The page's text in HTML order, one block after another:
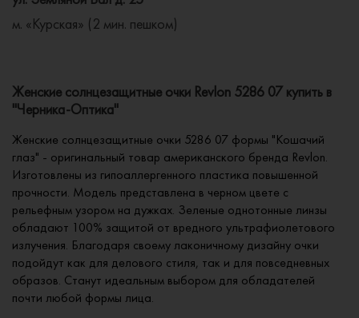
м. «Курская» (2 мин. пешком)
Женские солнцезащитные очки Revlon 5286 07 купить в
"Черника-Оптика"
Женские солнцезащитные очки 5286 07 формы "Кошачий
глаз" - оригинальный товар американского бренда Revlon.
Изготовлены из гипоаллергенного пластика повышенной
прочности. Модель представлена в черном цвете с
рельефным узором на дужках. Зеленые однотонные линзы
обладают 100% защитой от вредного ультрафиолетового
излучения. Благодаря своему лаконичному дизайну очки
подойдут как для делового стиля, так и для повседневных
образов. Станут идеальным выбором для обладателей
почти любой формы лица.